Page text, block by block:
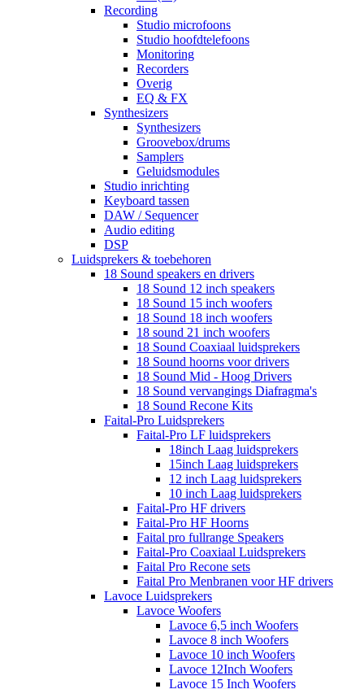
Recording
Studio microfoons
Studio hoofdtelefoons
Monitoring
Recorders
Overig
EQ & FX
Synthesizers
Synthesizers
Groovebox/drums
Samplers
Geluidsmodules
Studio inrichting
Keyboard tassen
DAW / Sequencer
Audio editing
DSP
Luidsprekers & toebehoren
18 Sound speakers en drivers
18 Sound 12 inch speakers
18 Sound 15 inch woofers
18 Sound 18 inch woofers
18 sound 21 inch woofers
18 Sound Coaxiaal luidsprekers
18 Sound hoorns voor drivers
18 Sound Mid - Hoog Drivers
18 Sound vervangings Diafragma's
18 Sound Recone Kits
Faital-Pro Luidsprekers
Faital-Pro LF luidsprekers
18inch Laag luidsprekers
15inch Laag luidsprekers
12 inch Laag luidsprekers
10 inch Laag luidsprekers
Faital-Pro HF drivers
Faital-Pro HF Hoorns
Faital pro fullrange Speakers
Faital-Pro Coaxiaal Luidsprekers
Faital Pro Recone sets
Faital Pro Menbranen voor HF drivers
Lavoce Luidsprekers
Lavoce Woofers
Lavoce 6,5 inch Woofers
Lavoce 8 inch Woofers
Lavoce 10 inch Woofers
Lavoce 12Inch Woofers
Lavoce 15 Inch Woofers